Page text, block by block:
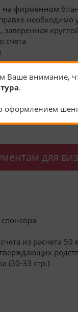
на фирменном
необходимо
заверенная
счета
публикации и может
для
из расчета 50
(30-33 стр.)
Ваше внимание,
.
оформлением